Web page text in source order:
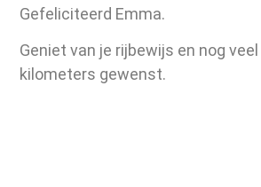
Gefeliciteerd Emma.
Geniet van je rijbewijs en nog
kilometers gewenst.